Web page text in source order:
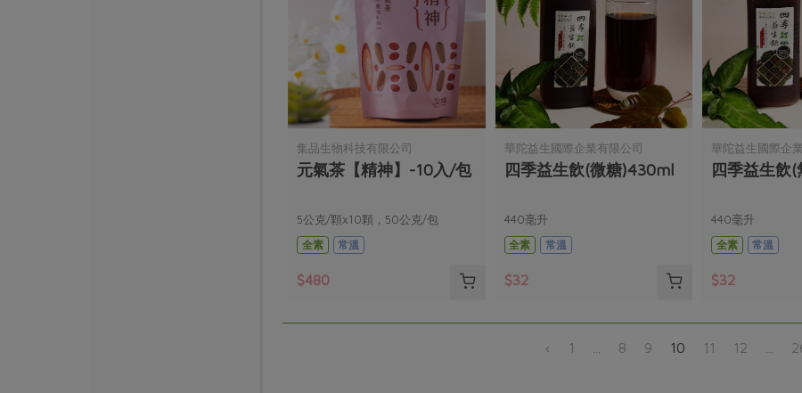
集品生物科技有限公司
元氣茶【精神】-10入/包
5公克/顆x10顆，50公克/包
全素
常溫
$480
華陀益生國際企業有限公司
四季益生飲(微糖)430ml
440毫升
全素
常溫
$32
華陀益生國際企
四季益生飲
440毫升
全素
常溫
$32
‹ 1 8 9 10 11 12